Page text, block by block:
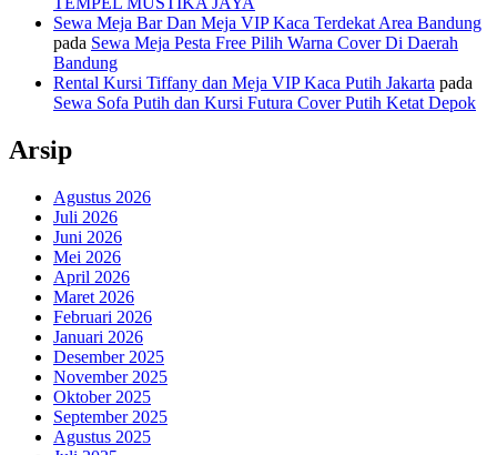
Sewa Meja Bar Dan Meja VIP Kaca Terdekat Area Bandung
pada Sewa Meja Pesta Free Pilih Warna Cover Di Daerah
Bandung
Rental Kursi Tiffany dan Meja VIP Kaca Putih Jakarta pada
Sewa Sofa Putih dan Kursi Futura Cover Putih Ketat Depok
Arsip
Agustus 2026
Juli 2026
Juni 2026
Mei 2026
April 2026
Maret 2026
Februari 2026
Januari 2026
Desember 2025
November 2025
Oktober 2025
September 2025
Agustus 2025